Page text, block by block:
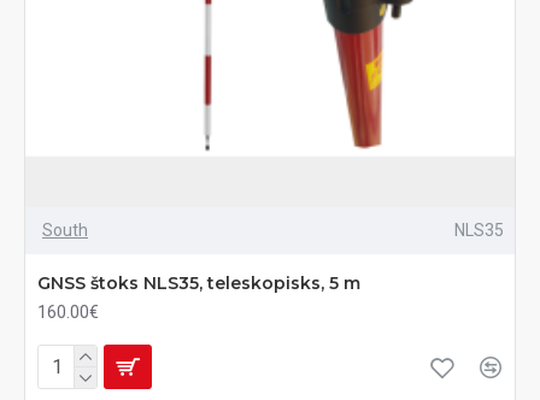
South NLS35
GNSS štoks NLS35, teleskopisks, 5 m
160.00€